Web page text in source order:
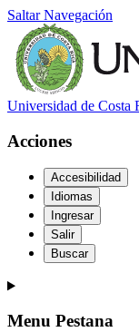
Saltar Navegación
Universidad de Costa
Acciones
Accesibilidad
Idiomas
Ingresar
Salir
Buscar
Menu Pestana